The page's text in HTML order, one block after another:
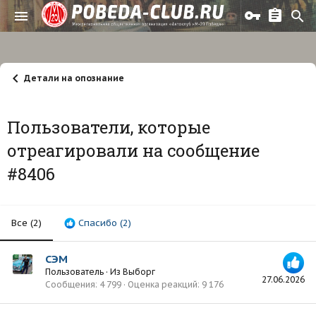
Детали на опознание
Пользователи, которые
отреагировали на сообщение
#8406
Все (2) Спасибо (2)
27.06.2026
СЭМ
Пользователь · Из Выборг
Сообщения 4 799 Оценка реакций 9 176